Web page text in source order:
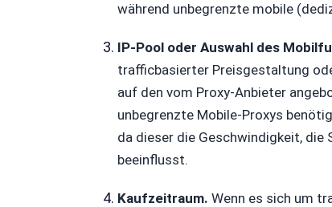
während unbegrenzte mobile
IP-Pool oder Auswahl des
trafficbasierter Preisgestaltung
auf den vom Proxy-Anbieter
unbegrenzte Mobile-Proxys
da dieser die Geschwindigkeit, die
beeinflusst.
Kaufzeitraum. Wenn es sich um